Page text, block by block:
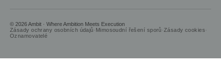
© 2026 Ambit · Where Ambition Meets Execution
Zásady ochrany osobních údajů· Mimosoudní řešení sporů· Zásady cookies·
Oznamovatelé